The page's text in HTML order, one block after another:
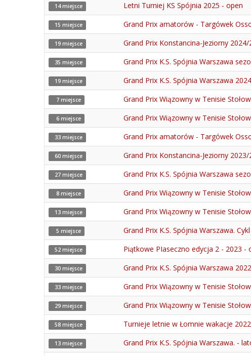
14 miejsce Letni Turniej KS Spójnia 2025 - open
15 miejsce Grand Prix amatorów - Targówek
19 miejsce Grand Prix Konstancina-Jeziorny
35 miejsce Grand Prix K.S. Spójnia Warszawa
19 miejsce Grand Prix K.S. Spójnia Warszawa
7 miejsce Grand Prix Wiązowny w Tenisie
6 miejsce Grand Prix Wiązowny w Tenisie
33 miejsce Grand Prix amatorów - Targówek
60 miejsce Grand Prix Konstancina-Jeziorny
27 miejsce Grand Prix K.S. Spójnia Warszawa
8 miejsce Grand Prix Wiązowny w Tenisie
13 miejsce Grand Prix Wiązowny w Tenisie
5 miejsce Grand Prix K.S. Spójnia Warszawa.
52 miejsce Piątkowe PIaseczno edycja 2 - 2023 -
30 miejsce Grand Prix K.S. Spójnia Warszawa
33 miejsce Grand Prix Wiązowny w Tenisie
29 miejsce Grand Prix Wiązowny w Tenisie
58 miejsce Turnieje letnie w Łomnie wakacje
13 miejsce Grand Prix K.S. Spójnia Warszawa. -